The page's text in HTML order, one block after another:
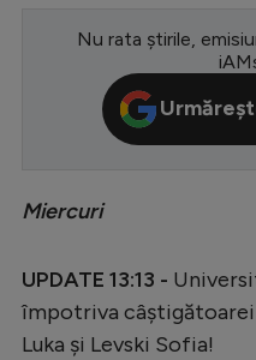
CM 2026
Premier
Ligue 1
Campionate
Nu rata știrile,
Miercuri
UPDATE 13:13 -
împotriva câștigătoarei
Luka și Levski Sofia!